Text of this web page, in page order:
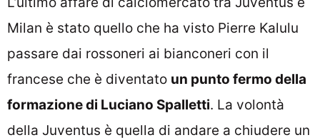
Milan è stato quello che ha visto Pierre Kalulu
passare dai rossoneri ai bianconeri con il
francese che è diventato un punto fermo della
formazione di Luciano Spalletti. La volontà
della Juventus è quella di andare a chiudere un